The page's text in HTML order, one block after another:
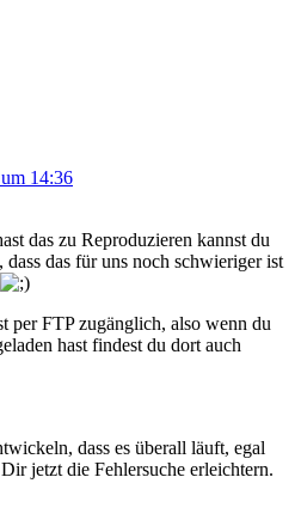
14:36
das zu Reproduzieren kannst du
das für uns noch schwieriger ist
per FTP zugänglich, also wenn du
hast findest du dort auch
dass es überall läuft, egal
jetzt die Fehlersuche erleichtern.